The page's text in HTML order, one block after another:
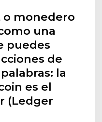
o monedero
una
puedes
de
la
es el
(Ledger